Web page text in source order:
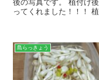
後の写真です。 植付け
ってくれました！！！
島らっきょう